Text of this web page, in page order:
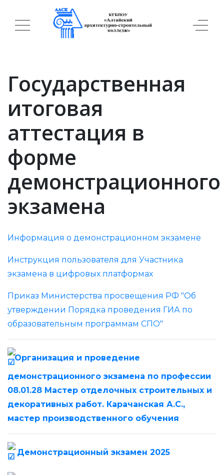
Государственная
итоговая
аттестация в
форме
демонстрационного
экзамена
Информация о демонстрационном экзамене
Инструкция пользователя для Участника
экзамена в цифровых платформах
Приказ Министерства просвещения РФ "Об
утверждении Порядка проведения ГИА по
образовательным программам СПО"
Организация и проведение
демонстрационного экзамена по профессии
08.01.28 Мастер отделочных строительных и
декоративных работ. Карачанская А.С.,
мастер производственного обучения
Демонстрационный экзамен 2025